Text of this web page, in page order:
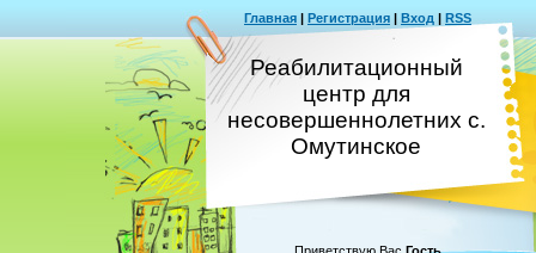
Главная | Регистрация | Вход | RSS
Реабилитационный
центр для
несовершеннолетних с.
Омутинское